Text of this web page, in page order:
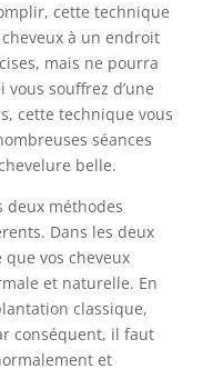
cette technique
à un endroit
mais ne pourra
souffrez d’une
cette technique vous
séances
belle.
deux méthodes
Dans les deux
vos cheveux
et naturelle. En
classique,
conséquent, il faut
et